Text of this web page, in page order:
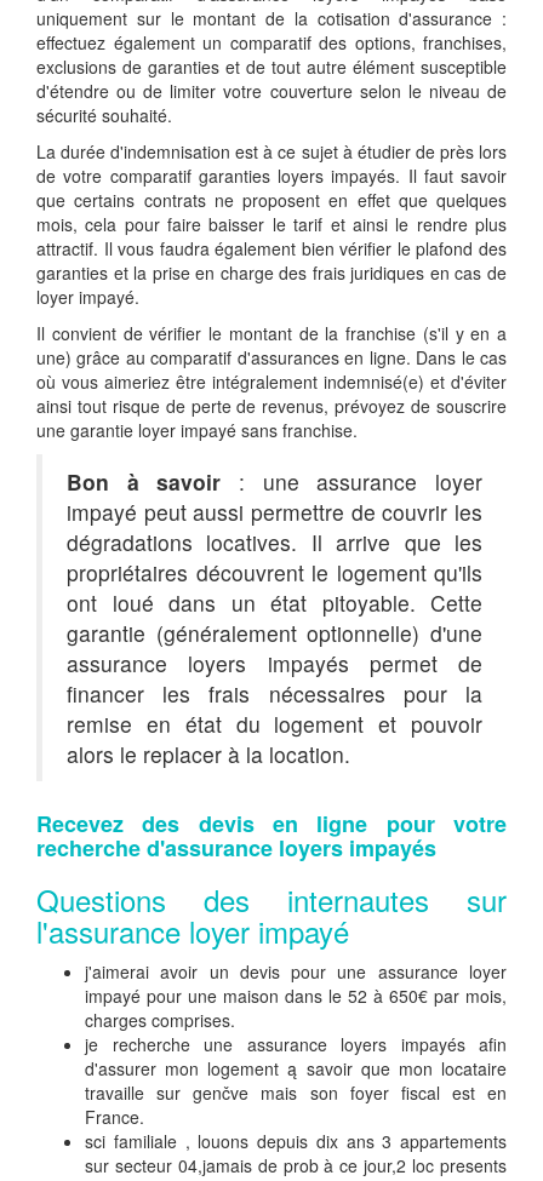
uniquement sur le montant de la cotisation d'assurance :
effectuez également un comparatif des options, franchises,
exclusions de garanties et de tout autre élément susceptible
d'étendre ou de limiter votre couverture selon le niveau de
sécurité souhaité.
La durée d'indemnisation est à ce sujet à étudier de près lors
de votre comparatif garanties loyers impayés. Il faut savoir
que certains contrats ne proposent en effet que quelques
mois, cela pour faire baisser le tarif et ainsi le rendre plus
attractif. Il vous faudra également bien vérifier le plafond des
garanties et la prise en charge des frais juridiques en cas de
loyer impayé.
Il convient de vérifier le montant de la franchise (s'il y en a
une) grâce au comparatif d'assurances en ligne. Dans le cas
où vous aimeriez être intégralement indemnisé(e) et d'éviter
ainsi tout risque de perte de revenus, prévoyez de souscrire
une garantie loyer impayé sans franchise.
Bon à savoir : une assurance loyer
impayé peut aussi permettre de couvrir les
dégradations locatives. Il arrive que les
propriétaires découvrent le logement qu'ils
ont loué dans un état pitoyable. Cette
garantie (généralement optionnelle) d'une
assurance loyers impayés permet de
financer les frais nécessaires pour la
remise en état du logement et pouvoir
alors le replacer à la location.
Recevez des devis en ligne pour votre
recherche d'assurance loyers impayés
Questions des internautes sur
l'assurance loyer impayé
j'aimerai avoir un devis pour une assurance loyer
impayé pour une maison dans le 52 à 650€ par mois,
charges comprises.
je recherche une assurance loyers impayés afin
d'assurer mon logement ą savoir que mon locataire
travaille sur genčve mais son foyer fiscal est en
France.
sci familiale , louons depuis dix ans 3 appartements
sur secteur 04,jamais de prob à ce jour,2 loc presents